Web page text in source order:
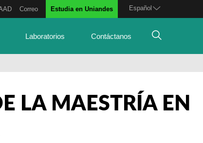
Español
Correo Estudia en Uniandes
Laboratorios Contáctanos
LA MAESTRÍA EN